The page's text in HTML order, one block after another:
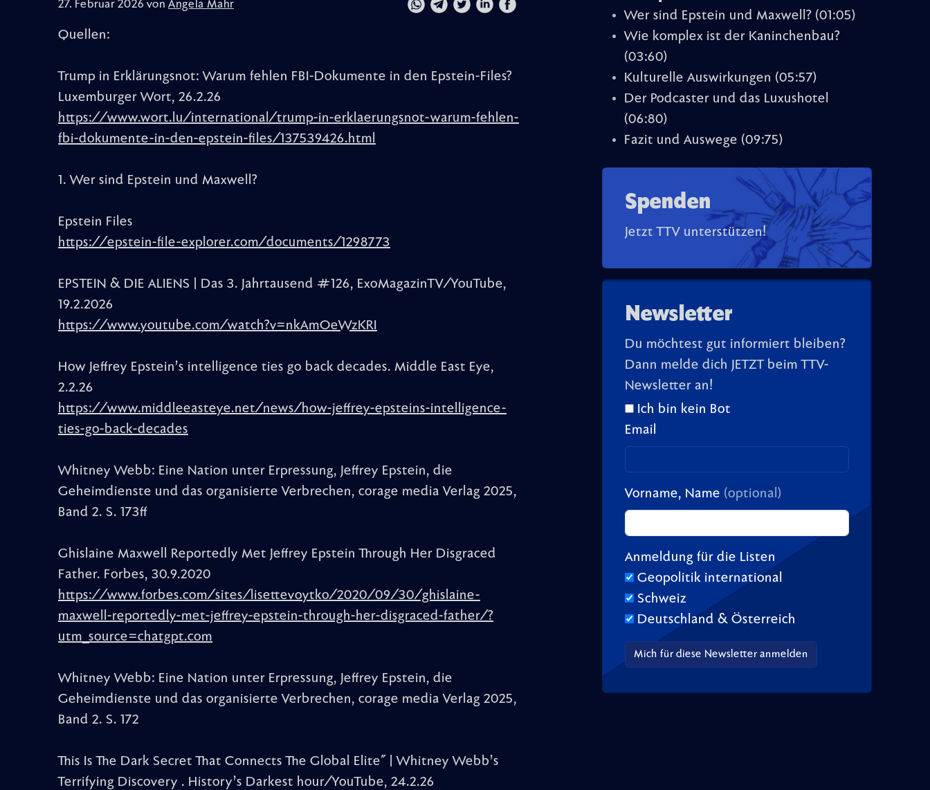
27. Februar 2026 von Angela Mahr
Quellen:
Trump in Erklärungsnot: Warum fehlen FBI-Dokumente in den Epstein-Files?
Luxemburger Wort, 26.2.26
https://www.wort.lu/international/trump-in-erklaerungsnot-warum-fehlen-
fbi-dokumente-in-den-epstein-files/137539426.html
1. Wer sind Epstein und Maxwell?
Epstein Files
https://epstein-file-explorer.com/documents/1298773
EPSTEIN & DIE ALIENS | Das 3. Jahrtausend #126, ExoMagazinTV/YouTube,
19.2.2026
https://www.youtube.com/watch?v=nkAmOeWzKRI
How Jeffrey Epstein’s intelligence ties go back decades. Middle East Eye,
2.2.26
https://www.middleeasteye.net/news/how-jeffrey-epsteins-intelligence-
ties-go-back-decades
Whitney Webb: Eine Nation unter Erpressung, Jeffrey Epstein, die
Geheimdienste und das organisierte Verbrechen, corage media Verlag 2025,
Band 2. S. 173ff
Ghislaine Maxwell Reportedly Met Jeffrey Epstein Through Her Disgraced
Father. Forbes, 30.9.2020
https://www.forbes.com/sites/lisettevoytko/2020/09/30/ghislaine-
maxwell-reportedly-met-jeffrey-epstein-through-her-disgraced-father/?
utm_source=chatgpt.com
Whitney Webb: Eine Nation unter Erpressung, Jeffrey Epstein, die
Geheimdienste und das organisierte Verbrechen, corage media Verlag 2025,
Band 2. S. 172
This Is The Dark Secret That Connects The Global Elite" | Whitney Webb’s
Terrifying Discovery . History’s Darkest hour/YouTube, 24.2.26
Wer sind Epstein und Maxwell? (01:05)
Wie komplex ist der Kaninchenbau?
(03:60)
Kulturelle Auswirkungen (05:57)
Der Podcaster und das Luxushotel
(06:80)
Fazit und Auswege (09:75)
Spenden
Jetzt TTV unterstützen!
Newsletter
Du möchtest gut informiert bleiben?
Dann melde dich JETZT beim TTV-
Newsletter an!
Ich bin kein Bot
Email
Vorname, Name (optional)
Anmeldung für die Listen
Geopolitik international
Schweiz
Deutschland & Österreich